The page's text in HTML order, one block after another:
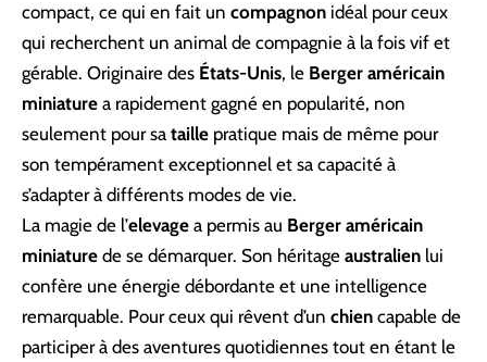
compact, ce qui en fait un compagnon idéal pour ceux
qui recherchent un animal de compagnie à la fois vif et
gérable. Originaire des États-Unis, le Berger américain
miniature a rapidement gagné en popularité, non
seulement pour sa taille pratique mais de même pour
son tempérament exceptionnel et sa capacité à
s’adapter à différents modes de vie.
La magie de l’elevage a permis au Berger américain
miniature de se démarquer. Son héritage australien lui
confère une énergie débordante et une intelligence
remarquable. Pour ceux qui rêvent d’un chien capable de
participer à des aventures quotidiennes tout en étant le